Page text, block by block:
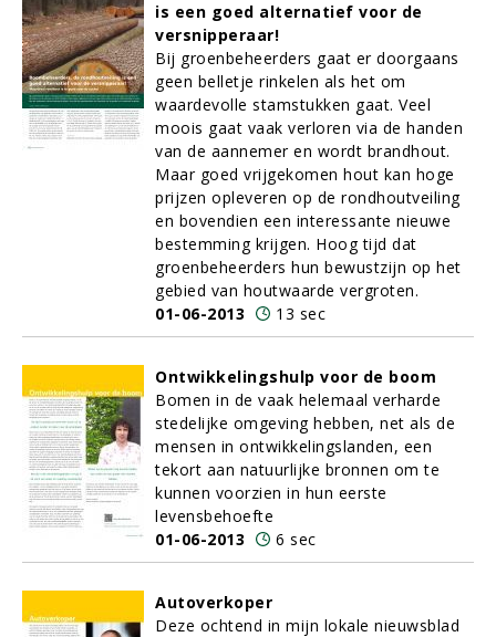
is een goed alternatief voor de
versnipperaar!
Bij groenbeheerders gaat er doorgaans
geen belletje rinkelen als het om
waardevolle stamstukken gaat. Veel
moois gaat vaak verloren via de handen
van de aannemer en wordt brandhout.
Maar goed vrijgekomen hout kan hoge
prijzen opleveren op de rondhoutveiling
en bovendien een interessante nieuwe
bestemming krijgen. Hoog tijd dat
groenbeheerders hun bewustzijn op het
gebied van houtwaarde vergroten.
01-06-2013
13 sec
Ontwikkelingshulp voor de boom
Bomen in de vaak helemaal verharde
stedelijke omgeving hebben, net als de
mensen in ontwikkelingslanden, een
tekort aan natuurlijke bronnen om te
kunnen voorzien in hun eerste
levensbehoefte
01-06-2013
6 sec
Autoverkoper
Deze ochtend in mijn lokale nieuwsblad